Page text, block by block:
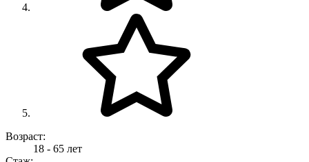
Возраст:
18 - 65 лет